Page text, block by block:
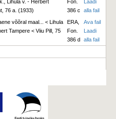
Lihula v. - Herbert
76 a. (1933)
Fon.
386 c
Laadi
alla fail
võõral maal... < Lihula
Tampere < Viiu Pill, 75
ERA,
Fon.
386 d
Ava fail
Laadi
alla fail